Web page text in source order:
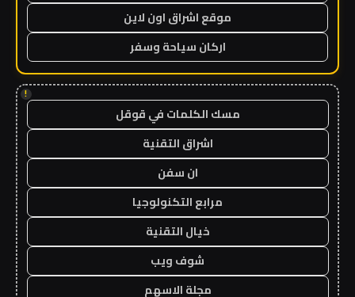
موقع اشراق اون لاين
اركان سياحة وسفر
!
مسك الكلمات في قوقل
اشراق التقنية
ان سفن
مرابع التكنولوجيا
خيال التقنية
شوف ويب
مجلة الاسهم